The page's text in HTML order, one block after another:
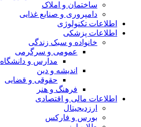
ساختمان و املاک
دامپروری و صنایع غذایی
اطلاعات تکنولوژی
اطلاعات پزشکی
خانواده و سبک زندگی
عمومی و سرگرمی
مدارس و دانشگاه
اندیشه و دین
حقوقی و قضایی
فرهنگ و هنر
اطلاعات مالی و اقتصادی
ارزدیجیتال
بورس و فارکس